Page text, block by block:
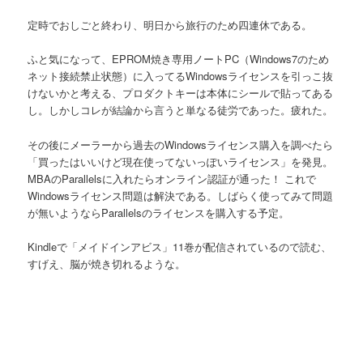
定時でおしごと終わり、明日から旅行のため四連休である。
ふと気になって、EPROM焼き専用ノートPC（Windows7のため
ネット接続禁止状態）に入ってるWindowsライセンスを引っこ抜
けないかと考える、プロダクトキーは本体にシールで貼ってある
し。しかしコレが結論から言うと単なる徒労であった。疲れた。
その後にメーラーから過去のWindowsライセンス購入を調べたら
「買ったはいいけど現在使ってないっぽいライセンス」を発見。
MBAのParallelsに入れたらオンライン認証が通った！ これで
Windowsライセンス問題は解決である。しばらく使ってみて問題
が無いようならParallelsのライセンスを購入する予定。
Kindleで「メイドインアビス」11巻が配信されているので読む、
すげえ、脳が焼き切れるような。